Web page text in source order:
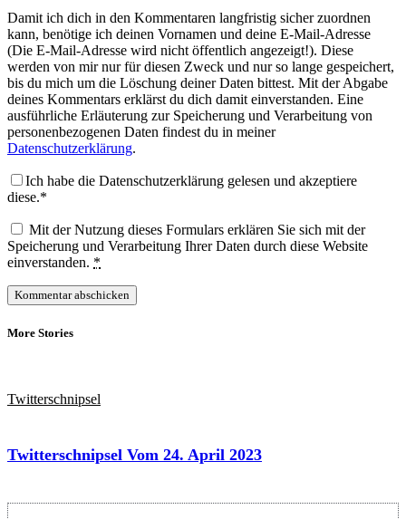
Damit ich dich in den Kommentaren langfristig sicher zuordnen
kann, benötige ich deinen Vornamen und deine E-Mail-Adresse
(Die E-Mail-Adresse wird nicht öffentlich angezeigt!). Diese
werden von mir nur für diesen Zweck und nur so lange gespeichert,
bis du mich um die Löschung deiner Daten bittest. Mit der Abgabe
deines Kommentars erklärst du dich damit einverstanden. Eine
ausführliche Erläuterung zur Speicherung und Verarbeitung von
personenbezogenen Daten findest du in meiner
Datenschutzerklärung.
Ich habe die Datenschutzerklärung gelesen und akzeptiere
diese.*
Mit der Nutzung dieses Formulars erklären Sie sich mit der
Speicherung und Verarbeitung Ihrer Daten durch diese Website
einverstanden. *
More Stories
Twitterschnipsel
Twitterschnipsel Vom 24. April 2023